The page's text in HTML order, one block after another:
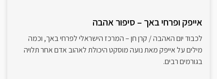
אייפק ופרחי באך – סיפור אהבה
לכבוד יום האהבה / קרן חן – המרכז הישראלי לפרחי באך, וכמה
מילים על אייפק מאת נועה מוסקט היכולת לאהוב אדם אחר תלויה
בגורמים רבים.